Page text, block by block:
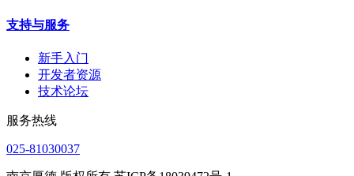
支持与服务
新手入门
开发者资源
技术论坛
服务热线
025-81030037